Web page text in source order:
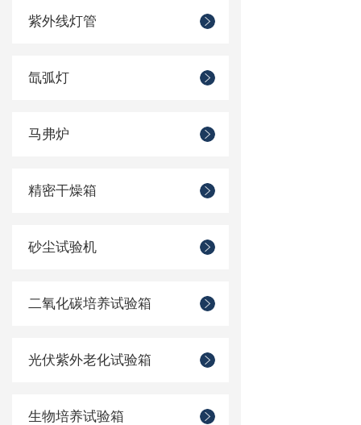
紫外线灯管
氙弧灯
马弗炉
精密干燥箱
砂尘试验机
二氧化碳培养试验箱
光伏紫外老化试验箱
生物培养试验箱